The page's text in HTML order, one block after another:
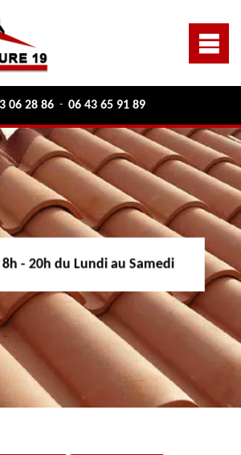
06 28 86 - 06 43 65 91 89
8h - 20h du Lundi au Samedi